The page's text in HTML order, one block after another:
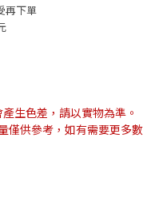
再下單
生色差，請以實物為準。
供參考，如有需要更多